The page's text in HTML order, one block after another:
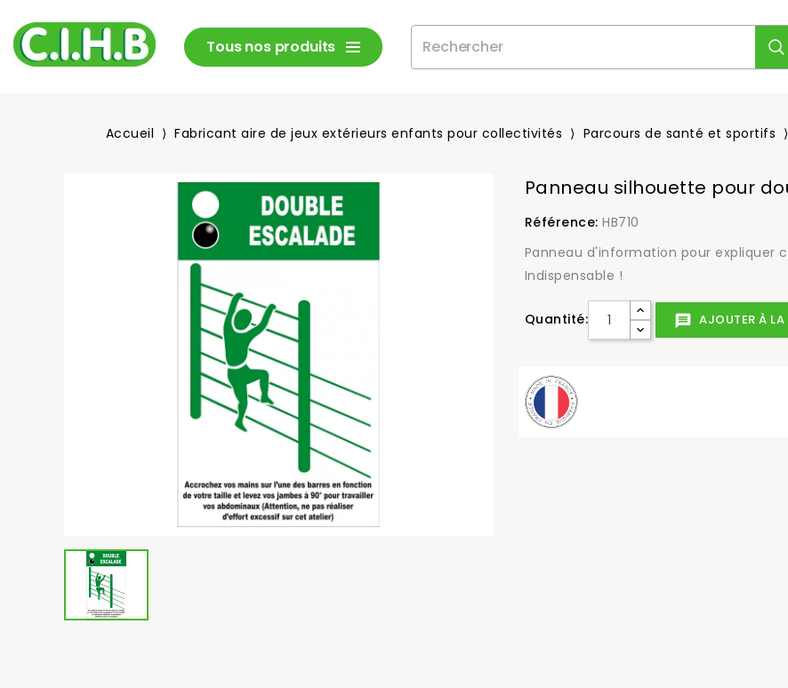
Tous nos produits
Accueil Fabricant aire de jeux extérieurs enfants pour collectivités Parcours de santé et sportifs
Panneau silhouette pour
Référence: HB710
Panneau d'information pour expliquer
Indispensable !
Quantité: message AJOUTER À LA